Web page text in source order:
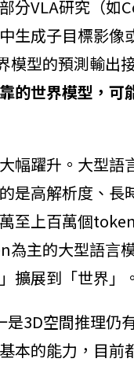
分VLA研究（如
生成子目標影像
模型的預測輸出
的世界模型，可
幅躍升。大型
是高解析度、
至上百萬個
為主的大型語言
擴展到「世界」。
3D空間推理仍
本的能力，目